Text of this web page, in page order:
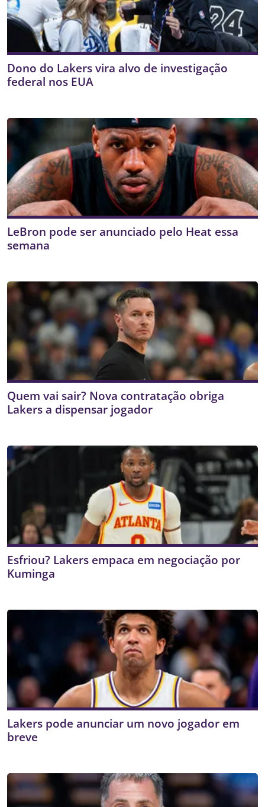
Dono do Lakers vira alvo de investigação
federal nos EUA
LeBron pode ser anunciado pelo Heat essa
semana
Quem vai sair? Nova contratação obriga
Lakers a dispensar jogador
Esfriou? Lakers empaca em negociação por
Kuminga
Lakers pode anunciar um novo jogador em
breve